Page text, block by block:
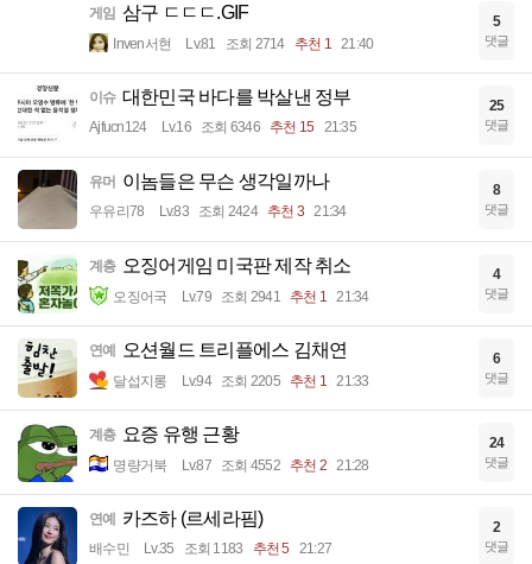
게임 삼구 ㄷㄷㄷ.GIF
Inven서현 Lv.81 조회 2714 추천 1 21:40
5
댓글
이슈 대한민국 바다를 박살낸 정부
Ajfucn124 Lv.16 조회 6346 추천 15 21:35
25
댓글
유머 이놈들은 무슨 생각일까나
우유리78 Lv.83 조회 2424 추천 3 21:34
8
댓글
계층 오징어게임 미국판 제작 취소
오징어국 Lv.79 조회 2941 추천 1 21:34
4
댓글
연예 오션월드 트리플에스 김채연
달섭지롱 Lv.94 조회 2205 추천 1 21:33
6
댓글
계층 요증 유행 근황
명량거북 Lv.87 조회 4552 추천 2 21:28
24
댓글
연예 카즈하 (르세라핌)
배수민 Lv.35 조회 1183 추천 5 21:27
2
댓글